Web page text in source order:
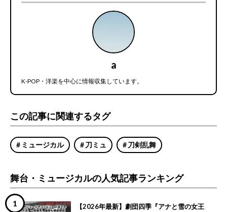
a
K-POP・洋楽を中心に情報収集しています。
この記事に関連するタグ
ミュージカル 刀ミュ 刀剣乱舞
舞台・ミュージカルの人気記事ランキング
【2026年最新】劇団四季『アナと雪の女王